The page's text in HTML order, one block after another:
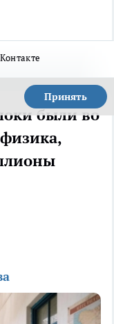
Принять
были во